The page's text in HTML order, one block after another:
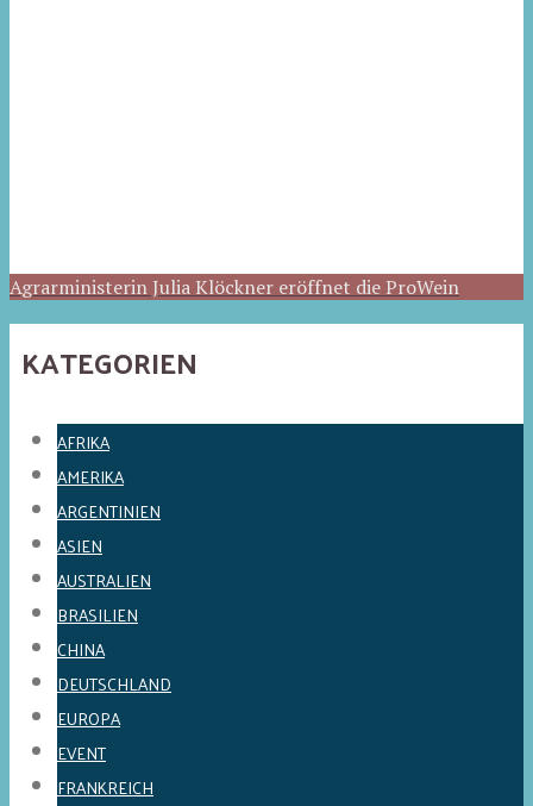
Agrarministerin Julia Klöckner eröffnet die ProWein
KATEGORIEN
AFRIKA
AMERIKA
ARGENTINIEN
ASIEN
AUSTRALIEN
BRASILIEN
CHINA
DEUTSCHLAND
EUROPA
EVENT
FRANKREICH